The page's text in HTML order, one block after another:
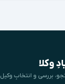
وکلا
بررسی و انتخابِ وکیل